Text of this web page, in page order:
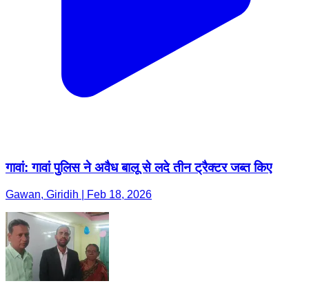
गावां: गावां पुलिस ने अवैध बालू से लदे तीन ट्रैक्टर जब्त किए
Gawan, Giridih | Feb 18, 2026